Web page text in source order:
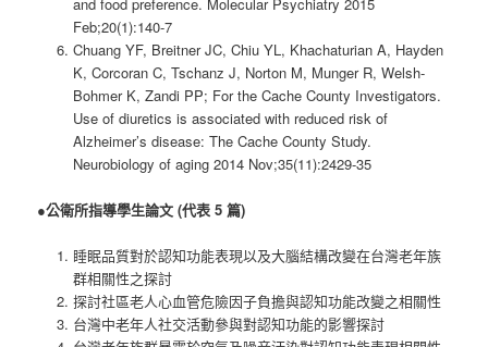
Feb;20(1):140-7
Chuang YF, Breitner JC, Chiu YL, Khachaturian A, Hayden
K, Corcoran C, Tschanz J, Norton M, Munger R, Welsh-
Bohmer K, Zandi PP; For the Cache County Investigators.
Use of diuretics is associated with reduced risk of
Alzheimer’s disease: The Cache County Study.
Neurobiology of aging 2014 Nov;35(11):2429-35
●公衛所指導學生論文 (代表 5 篇)
睡眠品質對於認知功能表現以及大腦結構改變在台灣老年族
群相關性之探討
探討社區老人心血管危險因子負擔與認知功能改變之相關性
台灣中老年人社交活動參與對認知功能的影響探討